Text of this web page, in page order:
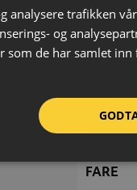
FARE
analysere trafikken
og
som de har samlet inn